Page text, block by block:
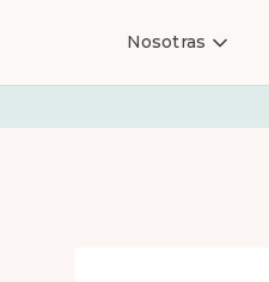
Nosotras